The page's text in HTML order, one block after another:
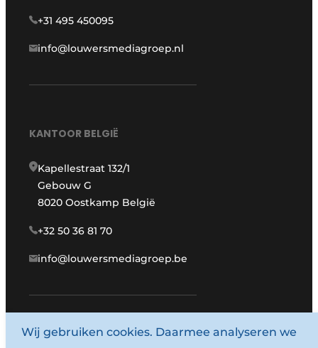
+31 495 450095
info@louwersmediagroep.nl
KANTOOR BELGIË
Kapellestraat 132/1
Gebouw G
8020 Oostkamp België
+32 50 36 81 70
info@louwersmediagroep.be
www.louwersmediagroep.com
Wij gebruiken cookies. Daarmee analyseren we